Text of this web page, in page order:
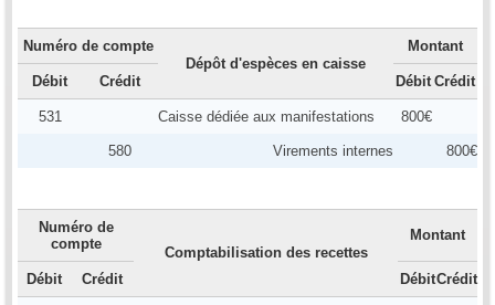
Numéro de compte
Dépôt d'espèces en caisse
Montant
Débit Crédit Débit Crédit
531 Caisse dédiée aux manifestations 800€
580 Virements internes 800€
Numéro de
compte
Comptabilisation des recettes
Montant
Débit Crédit DébitCrédit